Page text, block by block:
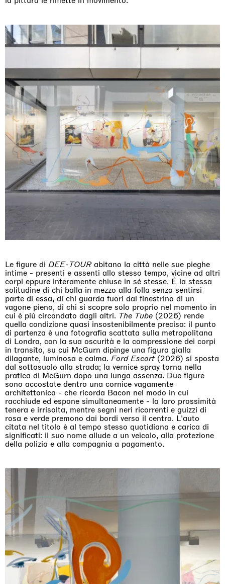
Le figure di DEE-TOURabitano la città nelle sue pieghe
intime - presenti e assenti allo stesso tempo, vicine ad altri
corpi eppure interamente chiuse in sé stesse. È la stessa
solitudine di chi balla in mezzo alla folla senza sentirsi
parte di essa, di chi guarda fuori dal finestrino di un
vagone pieno, di chi si scopre solo proprio nel momento in
cui è più circondato dagli altri. The Tube (2026) rende
quella condizione quasi insostenibilmente precisa: il punto
di partenza è una fotografia scattata sulla metropolitana
di Londra, con la sua oscurità e la compressione dei corpi
in transito, su cui McGurn dipinge una figura gialla
dilagante, luminosa e calma. Ford Escort (2026) si sposta
dal sottosuolo alla strada; la vernice spray torna nella
pratica di McGurn dopo una lunga assenza. Due figure
sono accostate dentro una cornice vagamente
architettonica - che ricorda Bacon nel modo in cui
racchiude ed espone simultaneamente - la loro prossimità
tenera e irrisolta, mentre segni neri ricorrenti e guizzi di
rosa e verde premono dai bordi verso il centro. L'auto
citata nel titolo è al tempo stesso quotidiana e carica di
significati: il suo nome allude a un veicolo, alla protezione
della polizia e alla compagnia a pagamento.